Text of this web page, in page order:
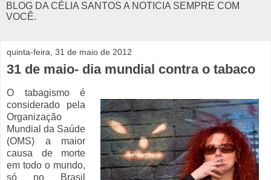
BLOG DA CÉLIA SANTOS A NOTICIA SEMPRE COM
VOCÊ.
quinta-feira, 31 de maio de 2012
31 de maio- dia mundial contra o tabaco
O tabagismo é
considerado pela
Organização
Mundial da Saúde
(OMS) a maior
causa de morte
em todo o mundo,
só no
Brasil